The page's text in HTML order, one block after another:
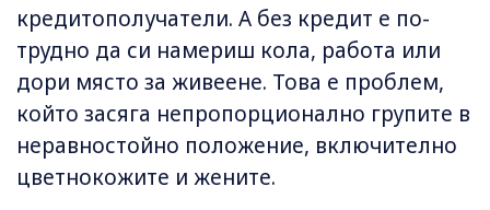
кредитополучатели. А без кредит е по-
трудно да си намериш кола, работа или
дори място за живеене. Това е проблем,
който засяга непропорционално групите в
неравностойно положение, включително
цветнокожите и жените.